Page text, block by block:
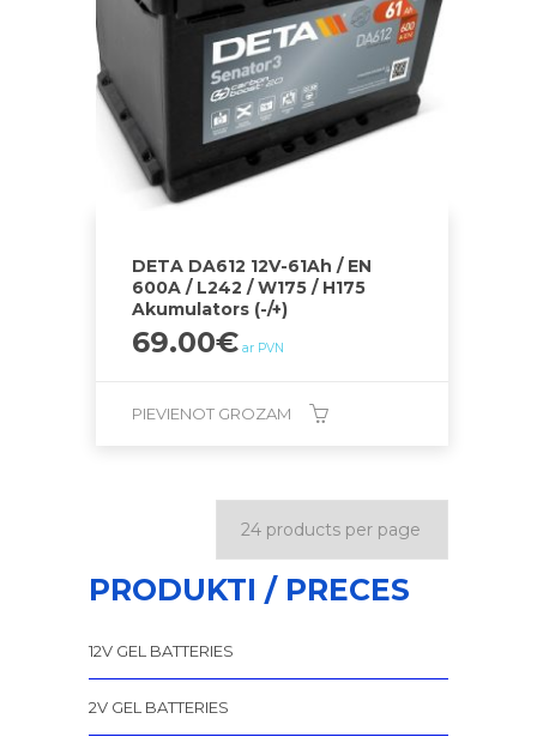
DETA DA612 12V-61Ah / EN
600A / L242 / W175 / H175
Akumulators (-/+)
69.00€ ar PVN
PIEVIENOT GROZAM
PRODUKTI / PRECES
12V GEL BATTERIES
2V GEL BATTERIES